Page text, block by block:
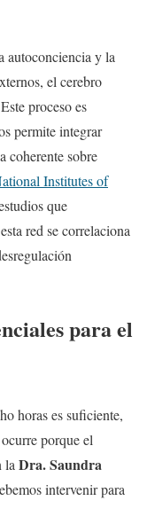
autoconciencia y la
el cerebro
proceso es
permite integrar
coherente sobre
Institutes of
que
red se correlaciona
para el
horas es suficiente,
porque el
la Dra. Saundra
intervenir para